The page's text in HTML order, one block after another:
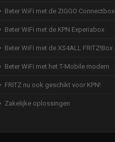
Beter WiFi met de ZIGGO Connectbox
Beter WiFi met de KPN Experiabox
Beter WiFi met de XS4ALL FRITZ!Box
Beter WiFi met het T-Mobile modem
FRITZ nu ook geschikt voor KPN!
Zakelijke oplossingen